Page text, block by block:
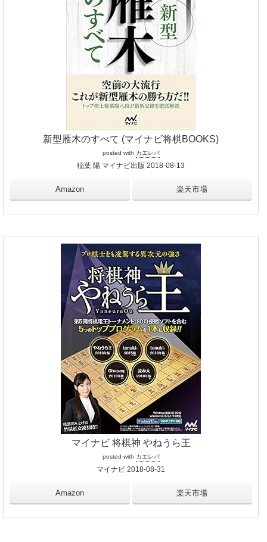
新型雁木のすべて (マイナビ将棋BOOKS)
posted with カエレバ
稲葉 陽 マイナビ出版 2018-08-13
Amazon 楽天市場
マイナビ 将棋神 やねうら王
posted with カエレバ
マイナビ 2018-08-31
Amazon 楽天市場